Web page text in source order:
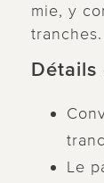
mie, y
tranches.
Détails
Le